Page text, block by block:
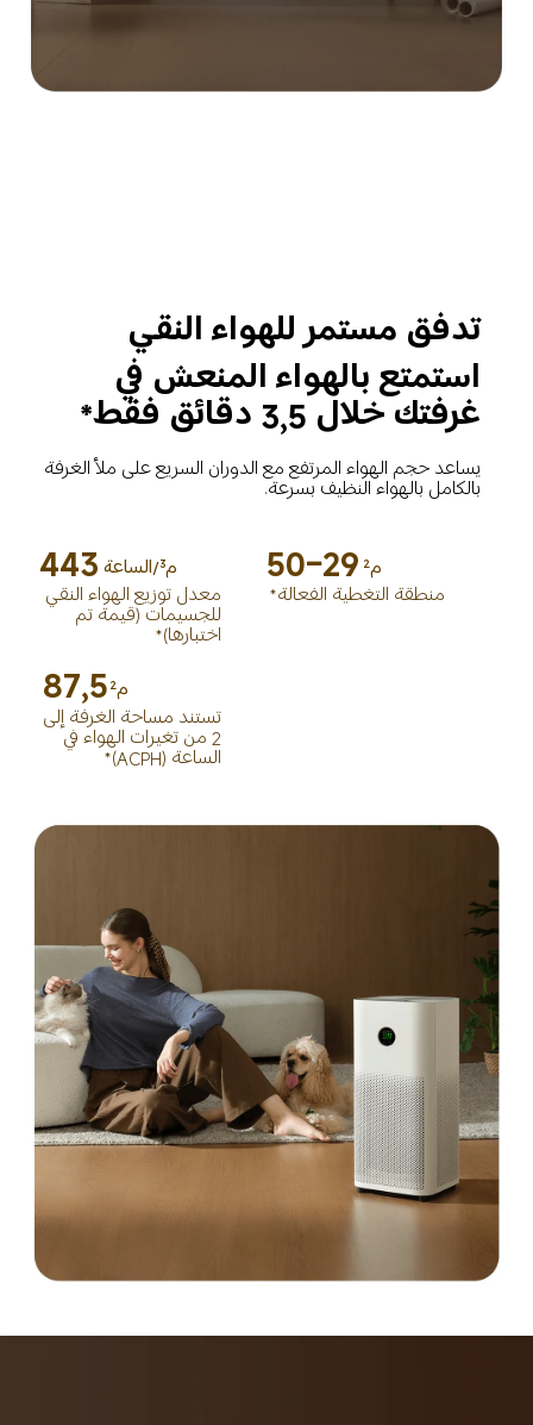
تدفق مستمر للهواء النقي
استمتع بالهواء المنعش في
غرفتك خلال 3,5 دقائق فقط*
يساعد حجم الهواء المرتفع مع الدوران السريع على ملأ الغرفة
بالكامل بالهواء النظيف بسرعة.
443
م³/الساعة
معدل توزيع الهواء النقي
للجسيمات (قيمة تم
اختبارها)*
29–50 م²
منطقة التغطية الفعالة*
87,5 م²
تستند مساحة الغرفة إلى
2 من تغيرات الهواء في
الساعة (ACPH)*